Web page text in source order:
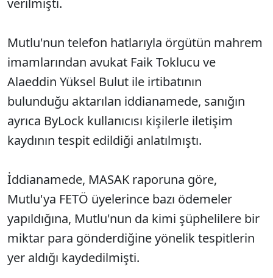
verilmişti.
Mutlu'nun telefon hatlarıyla örgütün mahrem
imamlarından avukat Faik Toklucu ve
Alaeddin Yüksel Bulut ile irtibatının
bulunduğu aktarılan iddianamede, sanığın
ayrıca ByLock kullanıcısı kişilerle iletişim
kaydının tespit edildiği anlatılmıştı.
İddianamede, MASAK raporuna göre,
Mutlu'ya FETÖ üyelerince bazı ödemeler
yapıldığına, Mutlu'nun da kimi şüphelilere bir
miktar para gönderdiğine yönelik tespitlerin
yer aldığı kaydedilmişti.